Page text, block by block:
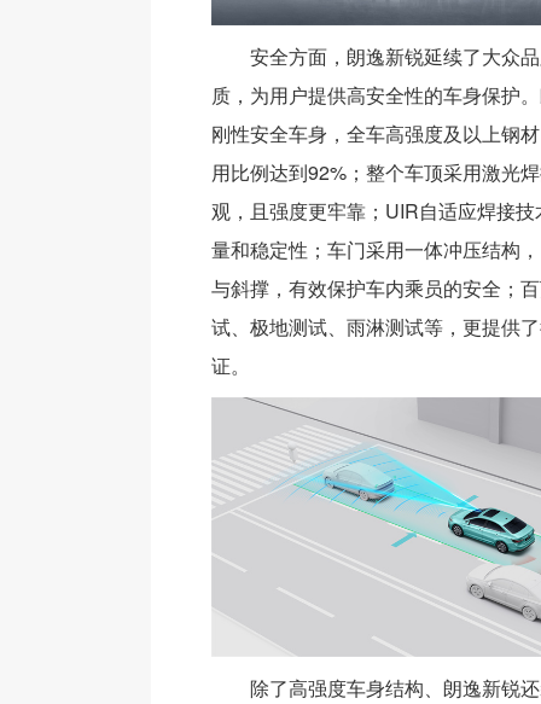
安全方面，朗逸新锐延续了大众
质，为用户提供高安全性的车身保护
刚性安全车身，全车高强度及以上钢
用比例达到92%；整个车顶采用激光
观，且强度更牢靠；UIR自适应焊接
量和稳定性；车门采用一体冲压结构
与斜撑，有效保护车内乘员的安全；
试、极地测试、雨淋测试等，更提供
证。
除了高强度车身结构、朗逸新锐